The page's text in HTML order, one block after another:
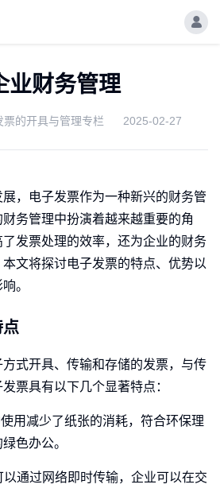
业财务管理
票的开具与管理专栏 2025-02-27
，电子发票作为一种新兴的财务管
务管理中扮演着越来越重要的角
发票处理的效率，还为企业的财务
文将探讨电子发票的特点、优势以
。
式开具、传输和存储的发票，与传
票具有以下几个显著特点：
用减少了纸张的消耗，符合环保理
色办公。
通过网络即时传输，企业可以在交